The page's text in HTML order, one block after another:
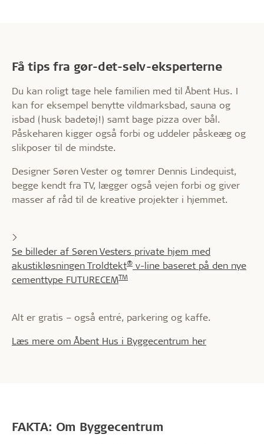
Få tips fra gør-det-selv-eksperterne
Du kan roligt tage hele familien med til Åbent Hus. I
kan for eksempel benytte vildmarksbad, sauna og
isbad (husk badetøj!) samt bage pizza over bål.
Påskeharen kigger også forbi og uddeler påskeæg og
slikposer til de mindste.
Designer Søren Vester og tømrer Dennis Lindequist,
begge kendt fra TV, lægger også vejen forbi og giver
masser af råd til de kreative projekter i hjemmet.
>
Se billeder af Søren Vesters private hjem med
akustikløsningen Troldtekt® v-line baseret på den nye
cementtype FUTURECEMTM
Alt er gratis – også entré, parkering og kaffe.
Læs mere om Åbent Hus i Byggecentrum her
FAKTA: Om Byggecentrum